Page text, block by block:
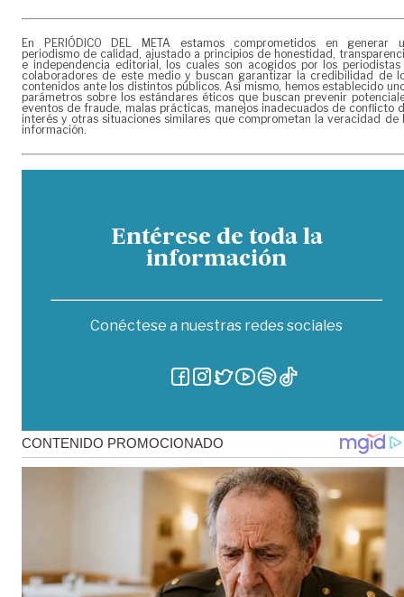
En PERIÓDICO DEL META estamos comprometidos en generar
periodismo de calidad, ajustado a principios de honestidad,
e independencia editorial, los cuales son acogidos por los periodistas
colaboradores de este medio y buscan garantizar la credibilidad de
contenidos ante los distintos públicos. Así mismo, hemos establecido
parámetros sobre los estándares éticos que buscan prevenir
eventos de fraude, malas prácticas, manejos inadecuados de conflicto
interés y otras situaciones similares que comprometan la veracidad de
información.
Entérese de toda la
información
Conéctese a nuestras redes sociales